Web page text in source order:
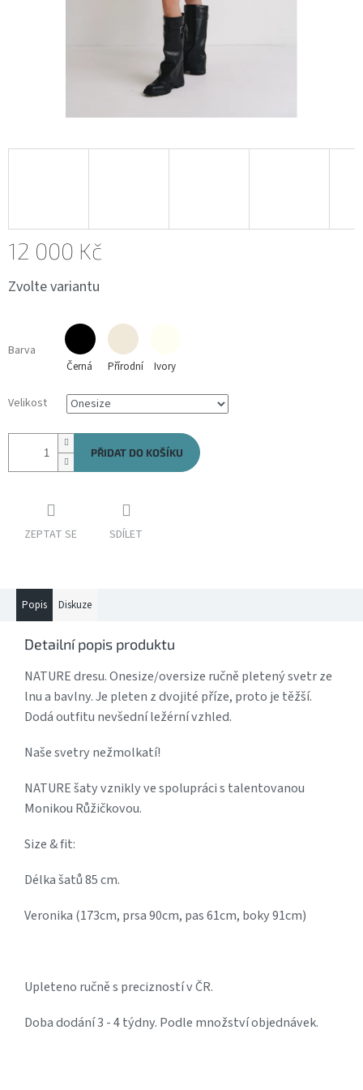
12 000 Kč
cena:
Zvolte variantu
Barva
Černá Přírodní Ivory
Velikost
PŘIDAT DO KOŠÍKU
ZEPTAT SE SDÍLET
Popis Diskuze
Detailní popis produktu
NATURE dresu. Onesize/oversize ručně pletený svetr ze
lnu a bavlny. Je pleten z dvojité příze, proto je těžší.
Dodá outfitu nevšední ležérní vzhled.
Naše svetry nežmolkatí!
NATURE šaty vznikly ve spolupráci s talentovanou
Monikou Růžičkovou.
Size & fit:
Délka šatů 85 cm.
Veronika (173cm, prsa 90cm, pas 61cm, boky 91cm)
Upleteno ručně s precizností v ČR.
Doba dodání 3 - 4 týdny. Podle množství objednávek.